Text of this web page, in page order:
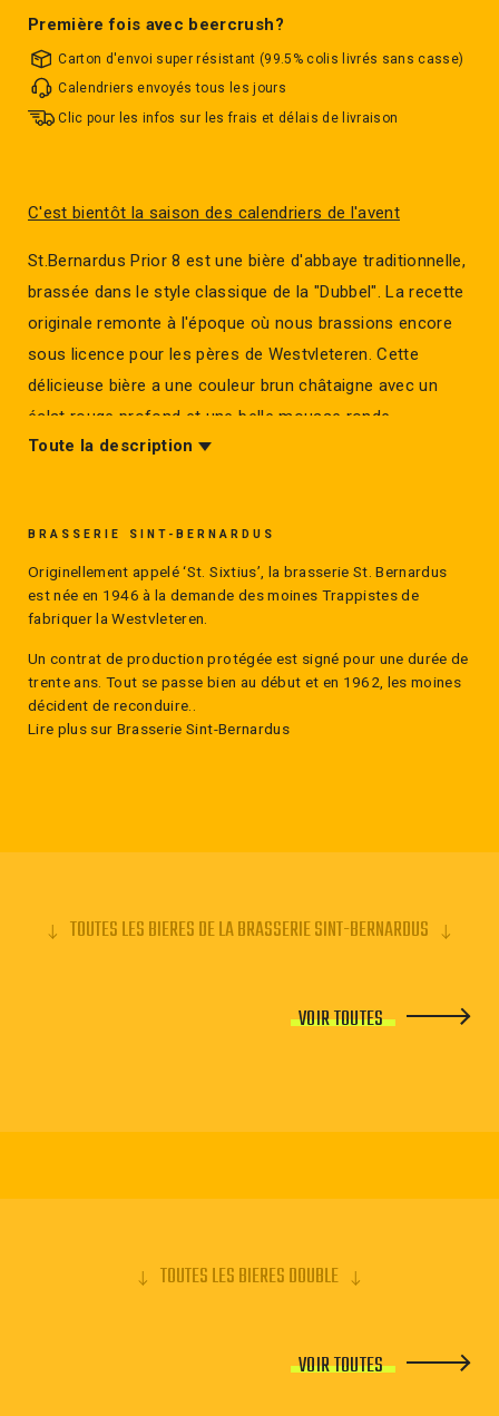
Première fois avec beercrush?
Carton d'envoi super résistant (99.5% colis livrés sans casse)
Calendriers envoyés tous les jours
Clic pour les infos sur les frais et délais de livraison
C'est bientôt la saison des calendriers de l'avent
St.Bernardus Prior 8 est une bière d'abbaye traditionnelle,
brassée dans le style classique de la "Dubbel". La recette
originale remonte à l'époque où nous brassions encore
sous licence pour les pères de Westvleteren. Cette
délicieuse bière a une couleur brun châtaigne avec un
éclat rouge profond et une belle mousse ronde.
Toute la description
BRASSERIE SINT-BERNARDUS
Originellement appelé ‘St. Sixtius’, la brasserie St. Bernardus
est née en 1946 à la demande des moines Trappistes de
fabriquer la Westvleteren.
Un contrat de production protégée est signé pour une durée de
trente ans. Tout se passe bien au début et en 1962, les moines
décident de reconduire..
Lire plus sur Brasserie Sint-Bernardus
TOUTES LES BIERES DE LA BRASSERIE SINT-BERNARDUS
VOIR TOUTES
TOUTES LES BIERES DOUBLE
VOIR TOUTES